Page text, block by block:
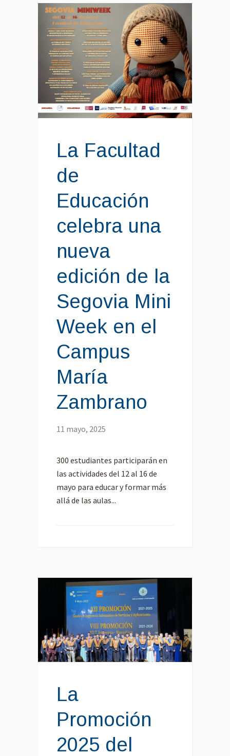
La Facultad
de
Educación
celebra una
nueva
edición de la
Segovia Mini
Week en el
Campus
María
Zambrano
11 mayo, 2025
300 estudiantes participarán en
las actividades del 12 al 16 de
mayo para educar y formar más
allá de las aulas...
La
Promoción
2025 del